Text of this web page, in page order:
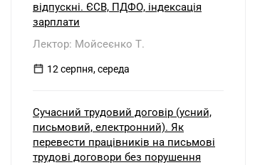
відпускні. ЄСВ, ПДФО, індексація
зарплати
Лектор: Мойсеєнко Т.
12 серпня, середа
Сучасний трудовий договір (усний,
письмовий, електронний). Як
перевести працівників на письмові
трудові договори без порушення